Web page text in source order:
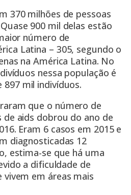
370 milhões de pessoas
900 mil delas estão
número de
Latina – 305, segundo o
na América Latina. No
nessa população é
mil indivíduos.
que o número de
de aids dobrou do ano de
Eram 6 casos em 2015 e
diagnosticadas 12
estima-se que há uma
a dificuldade de
vivem em áreas mais